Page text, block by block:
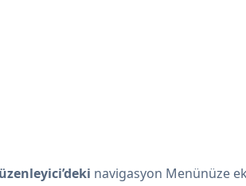
navigasyon Menünüze